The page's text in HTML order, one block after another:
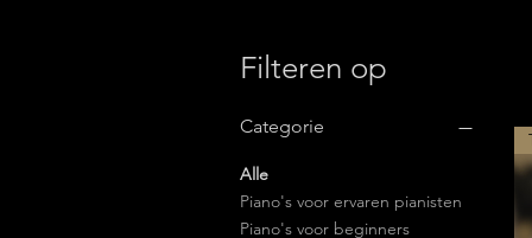
Filteren op
Categorie
Alle
Piano's voor ervaren pianisten
Piano's voor beginners